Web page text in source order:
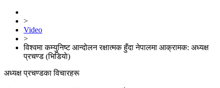
>
Video
>
विश्वमा कम्युनिष्ट आन्दोलन रक्षात्मक हुँदा नेपालमा आक्रामक: अध्यक्ष
प्रचण्ड (भिडियाे)
अध्यक्ष प्रचण्डका विचारहरू